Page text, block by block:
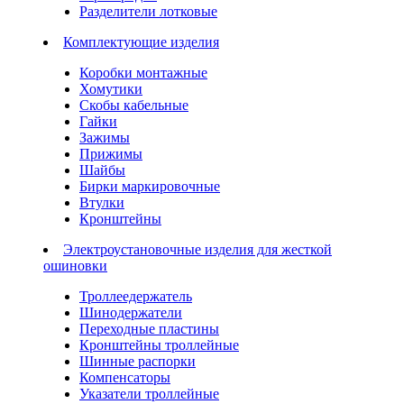
Разделители лотковые
Комплектующие изделия
Коробки монтажные
Хомутики
Скобы кабельные
Гайки
Зажимы
Прижимы
Шайбы
Бирки маркировочные
Втулки
Кронштейны
Электроустановочные изделия для жесткой
ошиновки
Троллеедержатель
Шинодержатели
Переходные пластины
Кронштейны троллейные
Шинные распорки
Компенсаторы
Указатели троллейные